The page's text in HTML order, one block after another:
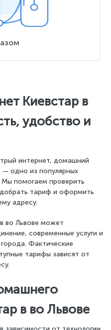
Киевстар в
удобство и
интернет, домашний
— одно из популярных
помогаем проверить
тариф и оформить
адресу.
во Львове может
современные услуги и
Фактические
тарифы зависят от
в во Львове